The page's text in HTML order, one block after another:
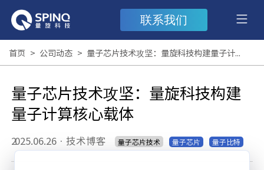
联系我们
首页 > 公司动态 > 量子芯片技术攻坚：量旋科技构建量子计算核心载体
量子芯片技术攻坚：量旋科技构建
量子计算核心载体
2025.06.26 · 技术博客 量子芯片技术 量子芯片 量子比特